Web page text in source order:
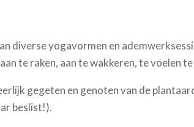
diverse yogavormen en
te raken, aan te wakkeren, te voelen
gegeten en genoten van de
beslist!).